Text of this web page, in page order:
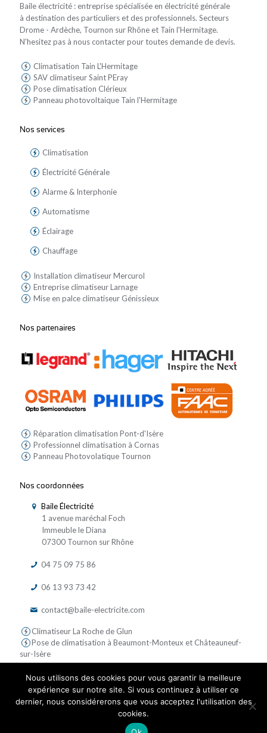
Baile électricité : entreprise spécialisée en électricité générale
à destination des particuliers et des professionnels. Secteurs
Drome - Ardèche, Tournon sur Rhône et Tain l'Hermitage.
N'hesitez pas à nous contacter pour toutes demande de devis.
Climatisation Tain L'Hermitage
SAV climatiseur Saint PEray
Pose climatisation Clérieux
Panneau photovoltaique Tain l'Hermitage
Nos services
Climatisation
Électricité Générale
Alarme & Interphonie
Automatisme
Éclairage
Chauffage
Installation climatiseur Mercurol
Entreprise climatiseur Larnage
Mise en palce climatiseur Génissieux
Nos partenaires
Réparation climatisation Pont-d'Isère
Professionnel climatisation à Cornas
Panneau Photovolatïque Tournon
Nos coordonnées
Baile Électricité
1 avenue maréchal Foch
Immeuble le Diana
07300 Tournon sur Rhône
04 75 09 75 86
06 13 93 73 42
contact@baile-electricite.com
Climatiseur La Roche de Glun
Pose de climatisation à Beaumont-Monteux et Châteauneuf-
sur-Isère
© 2019 Baile Electricite - Tous droits réservés | Réalisé par
Nous utilisons des cookies pour vous garantir la meilleure
expérience sur notre site. Si vous continuez à utiliser ce
dernier, nous considérerons que vous acceptez l'utilisation des
cookies.